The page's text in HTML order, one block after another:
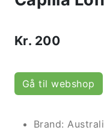
Kr. 200
Gå til webshop
Brand: